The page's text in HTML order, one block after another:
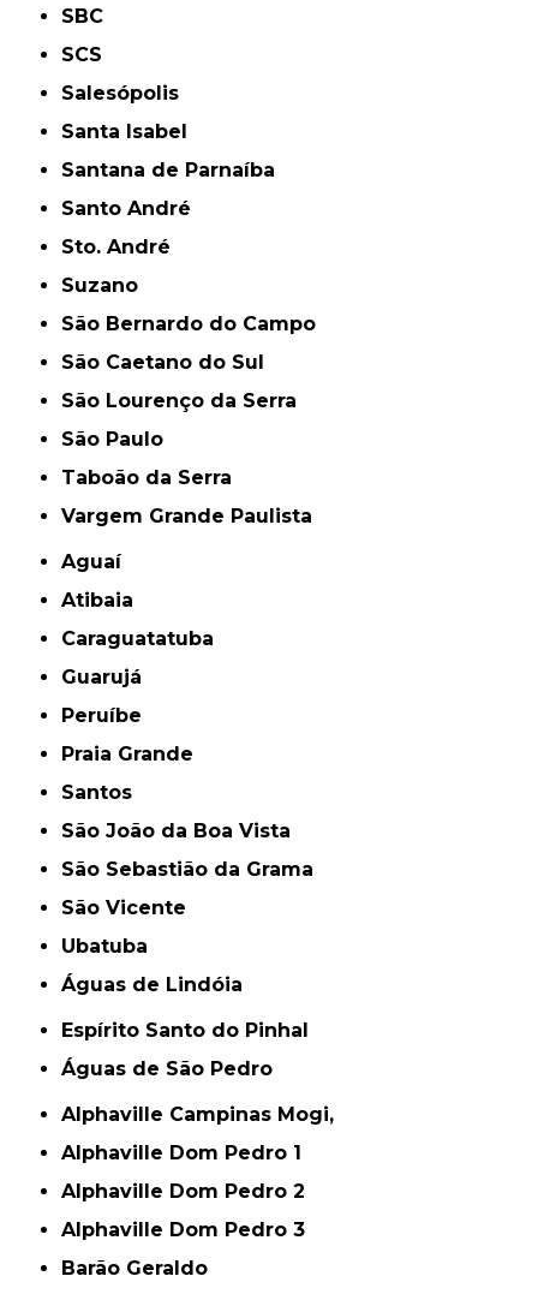
SBC
SCS
Salesópolis
Santa Isabel
Santana de Parnaíba
Santo André
Sto. André
Suzano
São Bernardo do Campo
São Caetano do Sul
São Lourenço da Serra
São Paulo
Taboão da Serra
Vargem Grande Paulista
Aguaí
Atibaia
Caraguatatuba
Guarujá
Peruíbe
Praia Grande
Santos
São João da Boa Vista
São Sebastião da Grama
São Vicente
Ubatuba
Águas de Lindóia
Espírito Santo do Pinhal
Águas de São Pedro
Alphaville Campinas Mogi,
Alphaville Dom Pedro 1
Alphaville Dom Pedro 2
Alphaville Dom Pedro 3
Barão Geraldo